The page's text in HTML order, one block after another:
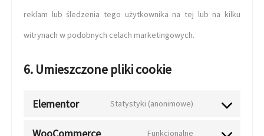
reklam lub śledzenia tego użytkownika na tej lub na kilku
witrynach w podobnych celach marketingowych.
6. Umieszczone pliki cookie
Elementor Statystyki (anonimowe)
Funkcjonalne